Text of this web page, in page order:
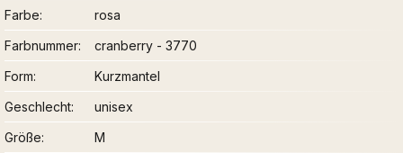
Farbe
rosa
Farbnummer
cranberry - 3770
Form
Kurzmantel
Geschlecht
unisex
Größe
M